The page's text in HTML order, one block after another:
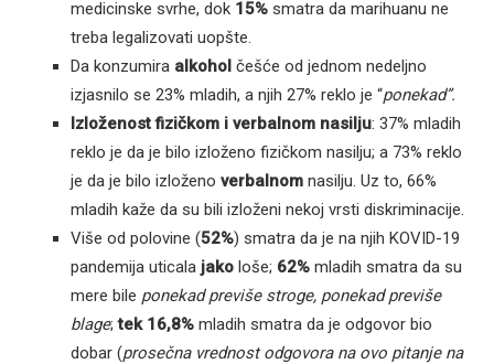
medicinske svrhe, dok 15% smatra da marihuanu ne
treba legalizovati uopšte.
Da konzumira alkoholčešće od jednom nedeljno
izjasnilo se 23% mladih, a njih 27% reklo je “ponekad”.
Izloženost fizičkom i verbalnom nasilju: 37% mladih
reklo je da je bilo izloženo fizičkom nasilju; a 73% reklo
je da je bilo izloženoverbalnomnasilju. Uz to, 66%
mladih kaže da su bili izloženi nekoj vrsti diskriminacije.
Više od polovine (52%) smatra da je na njih KOVID-19
pandemija uticala jako loše; 62% mladih smatra da su
mere bile ponekad previše stroge, ponekad previše
blage;tek 16,8% mladih smatra da je odgovor bio
dobar (prosečna vrednost odgovora na ovo pitanje na